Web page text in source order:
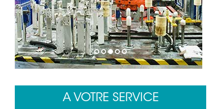
1 2 3 4 5
A VOTRE SERVICE